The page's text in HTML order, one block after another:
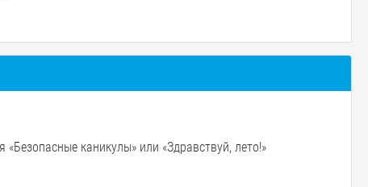
каникулы» или «Здравствуй, лето!»